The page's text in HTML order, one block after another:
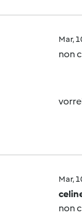
Mar,
non
Mar,
non